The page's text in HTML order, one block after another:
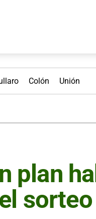
Colón Unión
plan